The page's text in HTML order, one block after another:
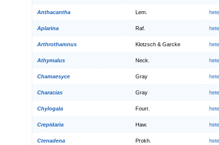
Anthacantha Lem.
Aplarina Raf.
Arthrothamnus Klotzsch & Garcke
Athymalus Neck.
Chamaesyce Gray
Characias Gray
Chylogala Fourr.
Crepidaria Haw.
Ctenadena Prokh.